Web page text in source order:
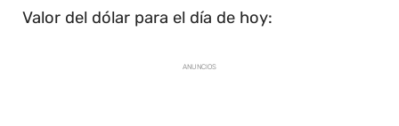
Valor del dólar para el día de hoy:
ANUNCIOS